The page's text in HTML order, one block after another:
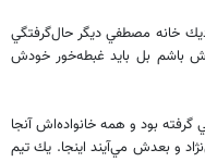
خانه مصطفي ديگر حال‌گرفتگي
باشم بل بايد غبطه‌خور خودش
بود و همه خانواده‌اش آنجا
و بعدش مي‌آيند اينجا. يك تيم